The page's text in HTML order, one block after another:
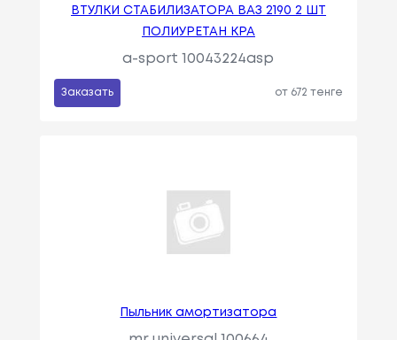
ВТУЛКИ СТАБИЛИЗАТОРА ВАЗ 2190 2 ШТ
ПОЛИУРЕТАН КРА
a-sport 10043224asp
Заказать от 672 тенге
Пыльник амортизатора